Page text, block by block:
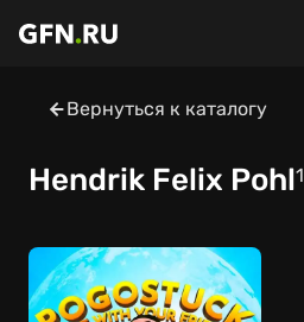
Вернуться к каталогу
Hendrik Felix Pohl1